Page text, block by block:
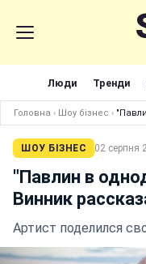
Люди Тренди
Головна › Шоу бізнес ›
ШОУ БІЗНЕС 02 серпня
"Павлин в
Винник
Артист поделился